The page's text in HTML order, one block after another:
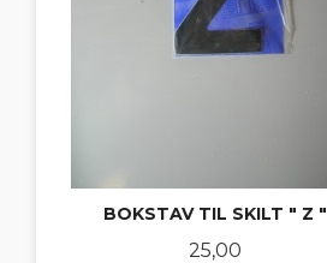
BOKSTAV TIL SKILT " Z "
Pris
25,00